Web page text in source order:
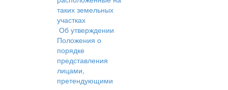
таких земельных
участках
Об утверждении
Положения о
порядке
представления
лицами,
претендующими